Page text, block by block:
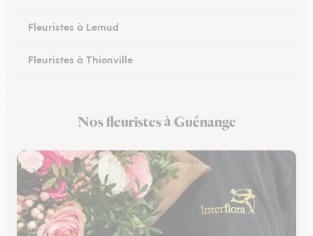
Fleuristes à Lemud
Fleuristes à Thionville
Fleuristes à PeltreNos fleuristes à Guénange